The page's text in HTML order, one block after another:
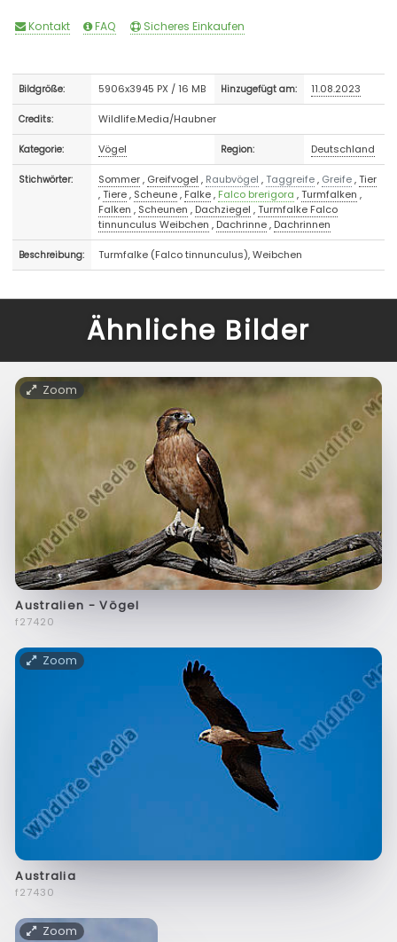
Kontakt FAQ Sicheres Einkaufen
Bildgröße: 5906x3945 PX / 16 MB Hinzugefügt am: 11.08.2023
Credits: Wildlife.Media/Haubner
Kategorie: Vögel Region: Deutschland
Stichwörter: Sommer, Greifvogel , Raubvögel ,Taggreife, Greife,Tier
,Tiere, Scheune, Falke, Falco brerigora ,Turmfalken ,
Falken , Scheunen , Dachziegel ,Turmfalke Falco
tinnunculus Weibchen , Dachrinne, Dachrinnen
Beschreibung: Turmfalke (Falco tinnunculus), Weibchen
Ähnliche Bilder
Zoom
Australien - Vögel
f27420
Zoom
Australia
f27430
Zoom